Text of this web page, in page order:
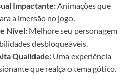
Impactante:Animações que
a imersão no jogo.
Nível: Melhore seu personagem
desbloqueáveis.
Qualidade: Uma experiência
que realça o tema gótico.